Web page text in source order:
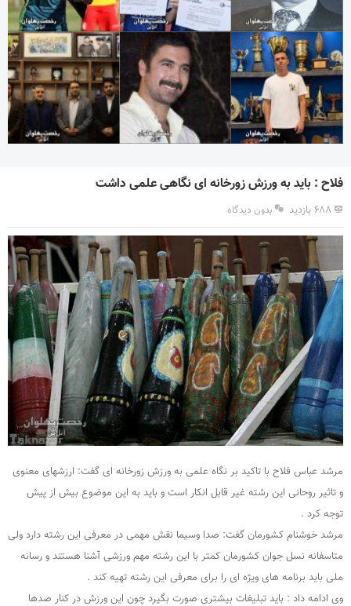
فلاح : باید به ورزش زورخانه ای نگاهی علمی داشت
۶۸۸ بازدید بدون دیدگاه
مرشد عباس فلاح با تاکید بر نگاه علمی به ورزش زورخانه ای گفت: ارزشهای معنوی
و تاثیر روحانی این رشته غیر قابل انکار است و باید به این موضوع بیش از پیش
توجه کرد .
مرشد خوشنام کشورمان گفت: صدا وسیما نقش مهمی در معرفی این رشته دارد ولی
متاسفانه نسل جوان کشورمان کمتر با این رشته مهم ورزشی آشنا هستند و رسانه
ملی باید برنامه های ویژه ای را برای معرفی این رشته تهیه کند .
وی ادامه داد : باید تبلیغات بیشتری صورت بگیرد چون این ورزش در کنار صدها